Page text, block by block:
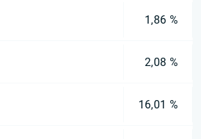
1,86 %
2,08 %
16,01 %